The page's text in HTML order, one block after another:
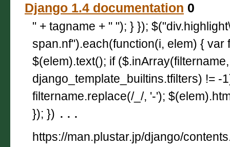
Django 1.4 documentation 0
" + tagname + " "); } });
span.nf").each(function(i, elem) { var
$(elem).text(); if ($.inArray(filtername,
django_template_builtins.tfilters) != -
filtername.replace(/_/, '-');
}); }) ...
https://man.plustar.jp/django/